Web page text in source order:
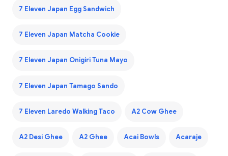
7 Eleven Japan Egg Sandwich
7 Eleven Japan Matcha Cookie
7 Eleven Japan Onigiri Tuna Mayo
7 Eleven Japan Tamago Sando
7 Eleven Laredo Walking Taco A2 Cow Ghee
A2 Desi Ghee A2 Ghee Acai Bowls Acaraje